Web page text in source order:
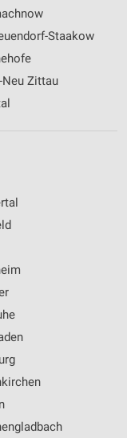
Staakow
Neu Zittau